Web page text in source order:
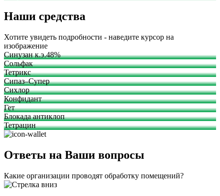
Наши средства
Хотите увидеть подробности - наведите курсор на
изображение
Синузан к.э.48%
Сольфак
Тетрикс
Сипаз–Супер
Сихлор
Конфидант
Гет
Блокада антиклоп
Тетрацин
Ответы на Ваши вопросы
Какие организации проводят обработку помещений?